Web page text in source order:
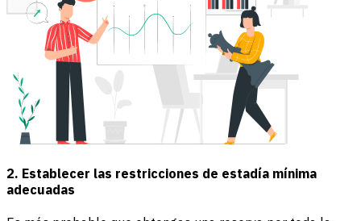
2. Establecer las restricciones de estadía mínima
adecuadas